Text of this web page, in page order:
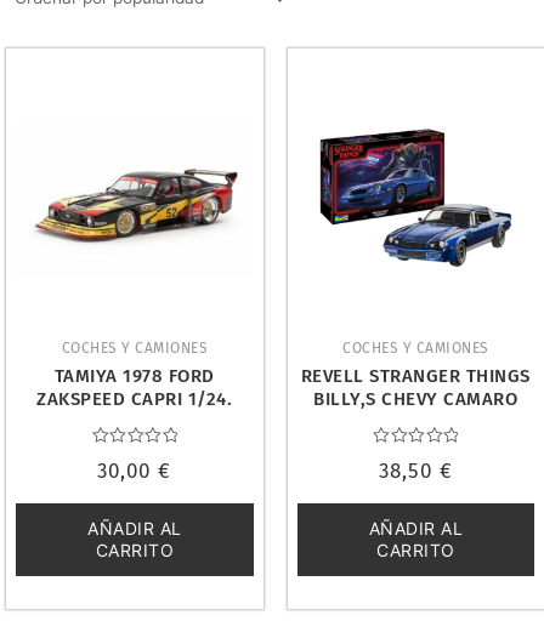
COCHES Y CAMIONES
TAMIYA 1978 FORD
ZAKSPEED CAPRI 1/24.
24376
con
de
5
30,00€
AÑADIR AL
CARRITO
COCHES Y CAMIONES
REVELL STRANGER THINGS
BILLY,S CHEVY CAMARO
1/24. 07728
con
de
5
38,50 €
AÑADIR AL
CARRITO